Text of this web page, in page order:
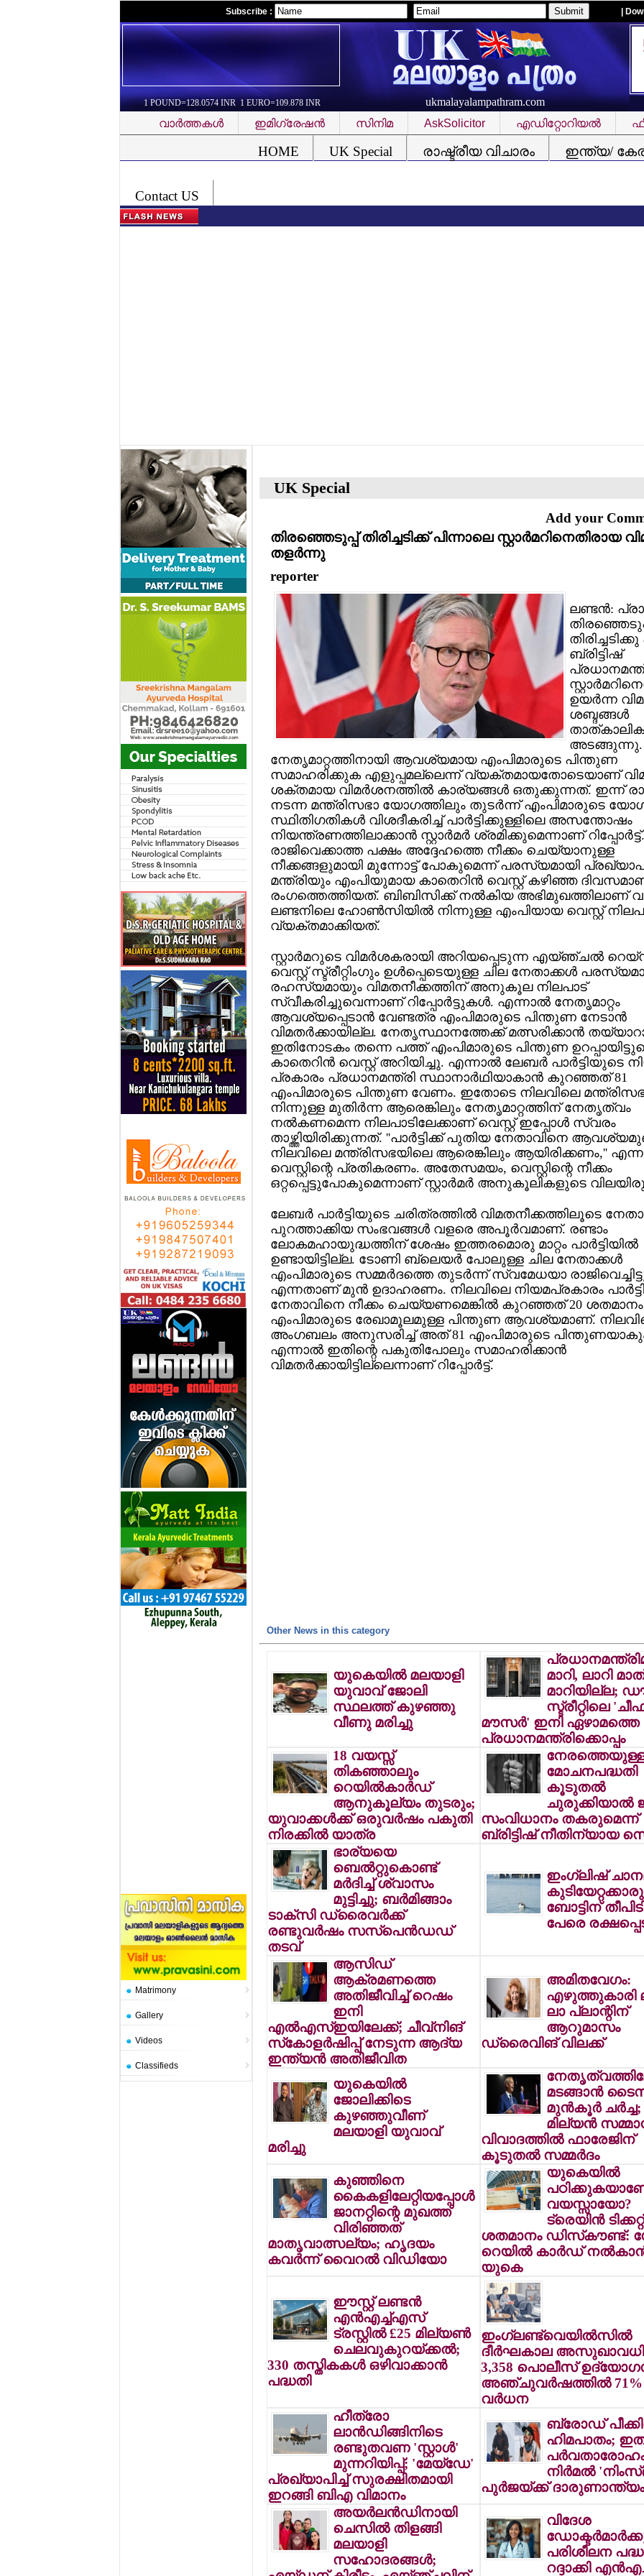
Subscribe : |
1 POUND=128.0574 INR 1 EURO=109.878 INR ukmalayalampathram.com
വാര്‍ത്തകള്‍ ഇമിഗ്രേഷന്‍ സിനിമ AskSolicitor എഡിറ്റോറിയല്‍
HOME UK Special രാഷ്ട്രീയ വിചാരം
ഇന്ത്യ/
Contact US
Matrimony
Gallery
Videos
Classifieds
UK Special
Add your
തിരഞ്ഞെടുപ്പ് തിരിച്ചടിക്ക് പിന്നാലെ സ്റ്റാര്‍മറിനെതിരായ
തളര്‍ന്നു
reporter
ലണ്ടന്‍:
ബ്രിട്ടിഷ്
ഉയര്‍ന്ന
ശബ്ദങ്ങള്‍
അടങ്ങുന്നു.
നേതൃമാറ്റത്തിനായി ആവശ്യമായ എംപിമാരുടെ പിന്തുണ
സമാഹരിക്കുക എളുപ്പമല്ലെന്ന് വ്യക്തമായതോടെയാണ്
ശക്തമായ വിമര്‍ശനത്തില്‍ കാര്യങ്ങള്‍ ഒതുക്കുന്നത്. ഇന്ന്
നടന്ന മന്ത്രിസഭാ യോഗത്തിലും തുടര്‍ന്ന് എംപിമാരുടെ
സ്ഥിതിഗതികള്‍ വിശദീകരിച്ച് പാര്‍ട്ടിക്കുള്ളിലെ അസന്തോഷം
നിയന്ത്രണത്തിലാക്കാന്‍ സ്റ്റാര്‍മര്‍ ശ്രമിക്കുമെന്നാണ് റിപ്പോര്‍ട്ട്.
രാജിവെക്കാത്ത പക്ഷം അദ്ദേഹത്തെ നീക്കം ചെയ്യാനുള്ള
നീക്കങ്ങളുമായി മുന്നോട്ട് പോകുമെന്ന് പരസ്യമായി
മന്ത്രിയും എംപിയുമായ കാതെറിന്‍ വെസ്റ്റ് കഴിഞ്ഞ
രംഗത്തെത്തിയത്. ബിബിസിക്ക് നല്‍കിയ അഭിമുഖത്തിലാണ്
ലണ്ടനിലെ ഹോണ്‍സിയില്‍ നിന്നുള്ള എംപിയായ വെസ്റ്റ്
വ്യക്തമാക്കിയത്.
സ്റ്റാര്‍മറുടെ വിമര്‍ശകരായി അറിയപ്പെടുന്ന എയ്ഞ്ചല്‍
വെസ്റ്റ് സ്ട്രീറ്റിംഗും ഉള്‍പ്പെടെയുള്ള ചില നേതാക്കള്‍
രഹസ്യമായും വിമതനീക്കത്തിന് അനുകൂല നിലപാട്
സ്വീകരിച്ചുവെന്നാണ് റിപ്പോര്‍ട്ടുകള്‍. എന്നാല്‍ നേതൃമാറ്റം
ആവശ്യപ്പെടാന്‍ വേണ്ടത്ര എംപിമാരുടെ പിന്തുണ നേടാന്‍
വിമതര്‍ക്കായില്ല. നേതൃസ്ഥാനത്തേക്ക് മത്സരിക്കാന്‍
ഇതിനോടകം തന്നെ പത്ത് എംപിമാരുടെ പിന്തുണ
കാതെറിന്‍ വെസ്റ്റ് അറിയിച്ചു. എന്നാല്‍ ലേബര്‍ പാര്‍ട്ടിയുടെ
പ്രകാരം പ്രധാനമന്ത്രി സ്ഥാനാര്‍ഥിയാകാന്‍ കുറഞ്ഞത് 81
എംപിമാരുടെ പിന്തുണ വേണം. ഇതോടെ നിലവിലെ
നിന്നുള്ള മുതിര്‍ന്ന ആരെങ്കിലും നേതൃമാറ്റത്തിന് നേതൃത്വം
നല്‍കണമെന്ന നിലപാടിലേക്കാണ് വെസ്റ്റ് ഇപ്പോള്‍ സ്വരം
താഴ്ത്തിയിരിക്കുന്നത്. ''പാര്‍ട്ടിക്ക് പുതിയ നേതാവിനെ
നിലവിലെ മന്ത്രിസഭയിലെ ആരെങ്കിലും ആയിരിക്കണം,''
വെസ്റ്റിന്റെ പ്രതികരണം. അതേസമയം, വെസ്റ്റിന്റെ നീക്കം
ഒറ്റപ്പെട്ടുപോകുമെന്നാണ് സ്റ്റാര്‍മര്‍ അനുകൂലികളുടെ
ലേബര്‍ പാര്‍ട്ടിയുടെ ചരിത്രത്തില്‍ വിമതനീക്കത്തിലൂടെ
പുറത്താക്കിയ സംഭവങ്ങള്‍ വളരെ അപൂര്‍വമാണ്. രണ്ടാം
ലോകമഹായുദ്ധത്തിന് ശേഷം ഇത്തരമൊരു മാറ്റം പാര്‍ട്ടിയില്‍
ഉണ്ടായിട്ടില്ല. ടോണി ബ്ലെയര്‍ പോലുള്ള ചില നേതാക്കള്‍
എംപിമാരുടെ സമ്മര്‍ദത്തെ തുടര്‍ന്ന് സ്വമേധയാ
എന്നതാണ് മുന്‍ ഉദാഹരണം. നിലവിലെ നിയമപ്രകാരം പാര്‍ട്ടി
നേതാവിനെ നീക്കം ചെയ്യണമെങ്കില്‍ കുറഞ്ഞത് 20 ശതമാനം
എംപിമാരുടെ രേഖാമൂലമുള്ള പിന്തുണ ആവശ്യമാണ്.
അംഗബലം അനുസരിച്ച് അത് 81 എംപിമാരുടെ
എന്നാല്‍ ഇതിന്റെ പകുതിപോലും സമാഹരിക്കാന്‍
വിമതര്‍ക്കായിട്ടില്ലെന്നാണ് റിപ്പോര്‍ട്ട്.
Other News in this category
യുകെയില്‍ മലയാളി
യുവാവ് ജോലി
സ്ഥലത്ത് കുഴഞ്ഞു
വീണു മരിച്ചു
മാറി, ലാറി
മാറിയില്ല;
സ്ട്രീറ്റിലെ
മൗസര്‍' ഇനി ഏഴാമത്തെ
പ്രധാനമന്ത്രിക്കൊപ്പം
18 വയസ്സ്
തികഞ്ഞാലും
റെയില്‍കാര്‍ഡ്
ആനുകൂല്യം തുടരും;
യുവാക്കള്‍ക്ക് ഒരുവര്‍ഷം പകുതി
നിരക്കില്‍ യാത്ര
മോചനപദ്ധതി
കൂടുതല്‍
ചുരുക്കിയാല്‍
സംവിധാനം തകരുമെന്ന്
ബ്രിട്ടിഷ് നീതിന്യായ
ഭാര്യയെ
ബെല്‍റ്റുകൊണ്ട്
മര്‍ദിച്ച് ശ്വാസം
മുട്ടിച്ചു; ബര്‍മിങ്ങാം
ടാക്‌സി ഡ്രൈവര്‍ക്ക്
രണ്ടുവര്‍ഷം സസ്‌പെന്‍ഡഡ്
തടവ്
ഇംഗ്ലിഷ്
ബോട്ടിന്
പേരെ
ആസിഡ്
ആക്രമണത്തെ
അതിജീവിച്ച് റെഷം
ഇനി
എല്‍എസ്ഇയിലേക്ക്; ചീവ്‌നിങ്
സ്‌കോളര്‍ഷിപ്പ് നേടുന്ന ആദ്യ
ഇന്ത്യന്‍ അതിജീവിത
അമിതവേഗം:
എഴുത്തുകാരി
ലാ പ്ലാന്റിന്
ആറുമാസം
ഡ്രൈവിങ് വിലക്ക്
യുകെയില്‍
ജോലിക്കിടെ
കുഴഞ്ഞുവീണ്
മലയാളി യുവാവ്
മരിച്ചു
മടങ്ങാന്‍
മുന്‍കൂര്‍ ചര്‍ച്ച;
മില്യന്‍
വിവാദത്തില്‍ ഫാരേജിന്
കൂടുതല്‍ സമ്മര്‍ദം
കുഞ്ഞിനെ
കൈകളിലേറ്റിയപ്പോള്‍
ജാനറ്റിന്റെ മുഖത്ത്
വിരിഞ്ഞത്
മാതൃവാത്സല്യം; ഹൃദയം
കവര്‍ന്ന് വൈറല്‍ വിഡിയോ
യുകെയില്‍
വയസ്സായോ?
ട്രെയിന്‍
ശതമാനം ഡിസ്‌കൗണ്ട്:
റെയില്‍ കാര്‍ഡ്
യുകെ
ഈസ്റ്റ് ലണ്ടന്‍
എന്‍എച്ച്എസ്
ട്രസ്റ്റില്‍ £25 മില്യണ്‍
ചെലവുകുറയ്ക്കല്‍;
330 തസ്തികകള്‍ ഒഴിവാക്കാന്‍
പദ്ധതി
ഇംഗ്ലണ്ട്‌വെയില്‍സില്‍
ദീര്‍ഘകാല
3,358 പൊലീസ്
അഞ്ചുവര്‍ഷത്തില്‍ 71%
വര്‍ധന
ഹീത്രോ
ലാന്‍ഡിങ്ങിനിടെ
രണ്ടുതവണ 'സ്റ്റാള്‍'
മുന്നറിയിപ്പ്; 'മേയ്ഡേ'
പ്രഖ്യാപിച്ച് സുരക്ഷിതമായി
ഇറങ്ങി ബിഎ വിമാനം
ബ്രോഡ്
ഹിമപാതം;
നിര്‍മല്‍
പുര്‍ജയ്ക്ക് ദാരുണാന്ത്യം
അയര്‍ലന്‍ഡിനായി
ചെസില്‍ തിളങ്ങി
മലയാളി
സഹോദരങ്ങള്‍;
വിദേശ
പരിശീലന
റദ്ദാക്കി